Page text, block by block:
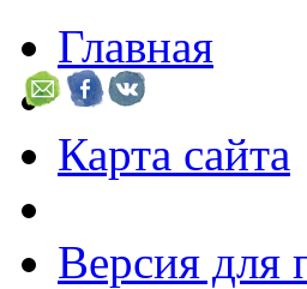
Главная
Карта сайта
Версия для